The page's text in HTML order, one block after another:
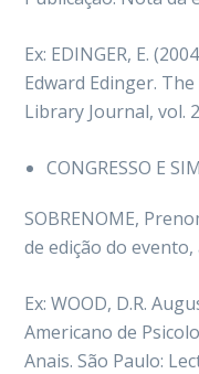
Ex: EDINGER, E.
Edward Edinger.
Library Journal, vol.
CONGRESSO E
SOBRENOME,
de edição do
Ex: WOOD, D.R.
Americano de
Anais. São Paulo: